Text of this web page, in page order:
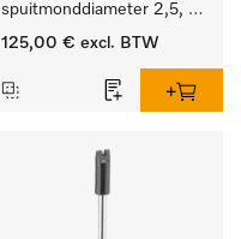
spuitmonddiameter 2,5,
lengte 80 mm, 10 stuks.
125,00 € excl. BTW